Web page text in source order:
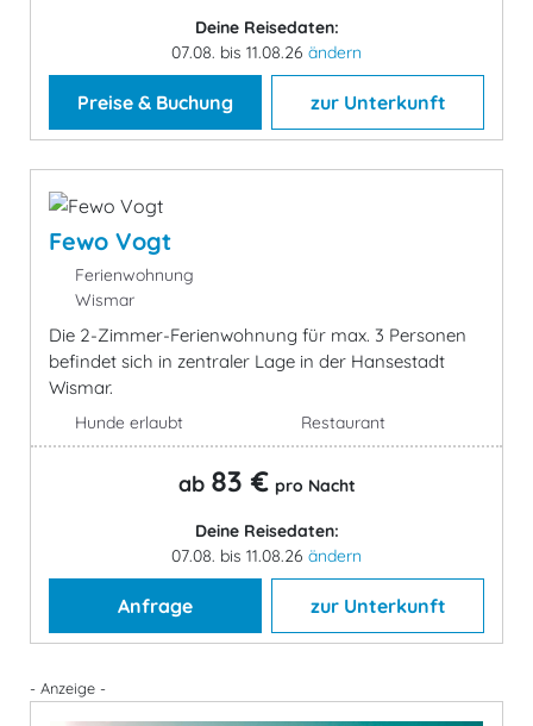
Deine Reisedaten:
07.08. bis 11.08.26 ändern
Preise & Buchung zur Unterkunft
Fewo Vogt
Ferienwohnung
Wismar
Die 2-Zimmer-Ferienwohnung für max. 3 Personen
befindet sich in zentraler Lage in der Hansestadt
Wismar.
Hunde erlaubt Restaurant
ab 83 € pro Nacht
Deine Reisedaten:
07.08. bis 11.08.26 ändern
Anfrage zur Unterkunft
- Anzeige -